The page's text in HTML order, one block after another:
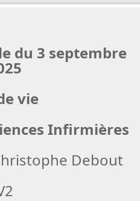
du 3 septembre
vie
Infirmières
Debout